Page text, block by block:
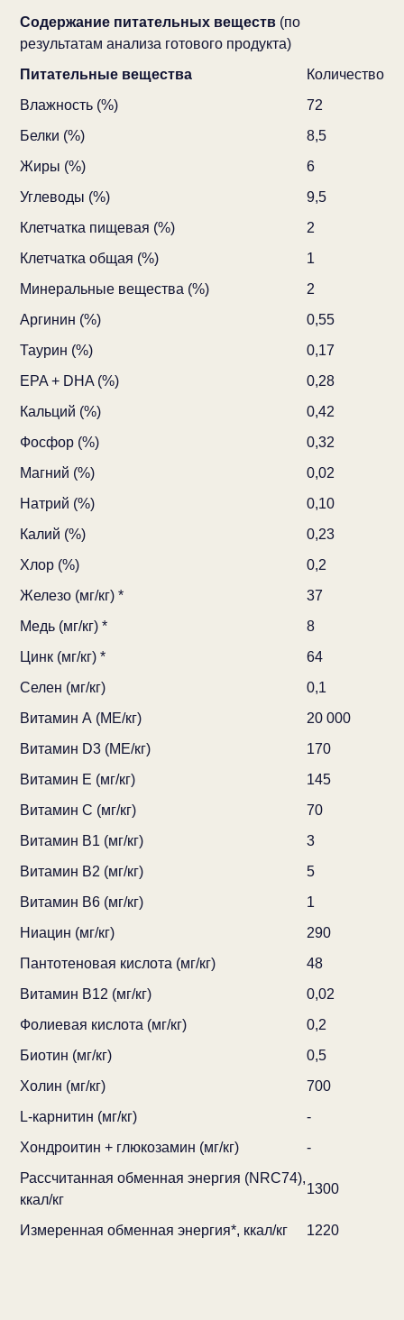
Содержание питательных веществ (по
результатам анализа готового продукта)
Питательные вещества
Количество
Влажность (%)
72
Белки (%)
8,5
Жиры (%)
6
Углеводы (%)
9,5
Клетчатка пищевая (%)
2
Клетчатка общая (%)
1
Минеральные вещества (%)
2
Аргинин (%)
0,55
Таурин (%)
0,17
EPA + DHA (%)
0,28
Кальций (%)
0,42
Фосфор (%)
0,32
Магний (%)
0,02
Натрий (%)
0,10
Калий (%)
0,23
Хлор (%)
0,2
Железо (мг/кг) *
37
Медь (мг/кг) *
8
Цинк (мг/кг) *
64
Селен (мг/кг)
0,1
Витамин А (МЕ/кг)
20 000
Витамин D3 (МЕ/кг)
170
Витамин Е (мг/кг)
145
Витамин С (мг/кг)
70
Витамин В1 (мг/кг)
3
Витамин В2 (мг/кг)
5
Витамин В6 (мг/кг)
1
Ниацин (мг/кг)
290
Пантотеновая кислота (мг/кг)
48
Витамин В12 (мг/кг)
0,02
Фолиевая кислота (мг/кг)
0,2
Биотин (мг/кг)
0,5
Холин (мг/кг)
700
L-карнитин (мг/кг)
-
Хондроитин + глюкозамин (мг/кг)
-
Рассчитанная обменная энергия (NRC74),
ккал/кг
1300
Измеренная обменная энергия*, ккал/кг 1220